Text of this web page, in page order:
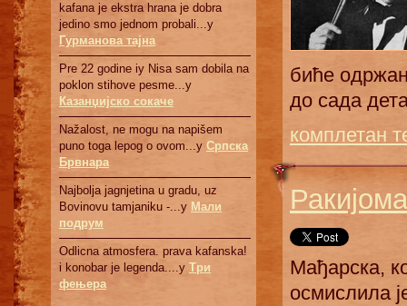
kafana je ekstra hrana je dobra
jedino smo jednom probali...у
Гурманова тајна
Pre 22 godine iy Nisa sam dobila na
poklon stihove pesme...у
Казанџијско сокаче
Nažalost, ne mogu na napišem
puno toga lepog o ovom...у Српскa
Брвнaрa
Najbolja jagnjetina u gradu, uz
Bovinovu tamjaniku -...у Мали
подрум
Odlicna atmosfera. prava kafanska!
i konobar je legenda....у Три
фењера
биће
до сада
комплетан
Мађарска,
осмислила